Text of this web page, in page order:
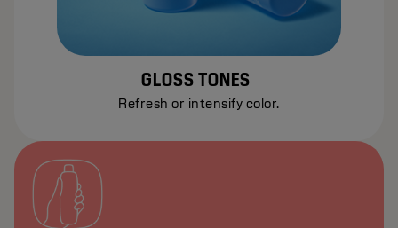
GLOSS TONES
Refresh or intensify color.